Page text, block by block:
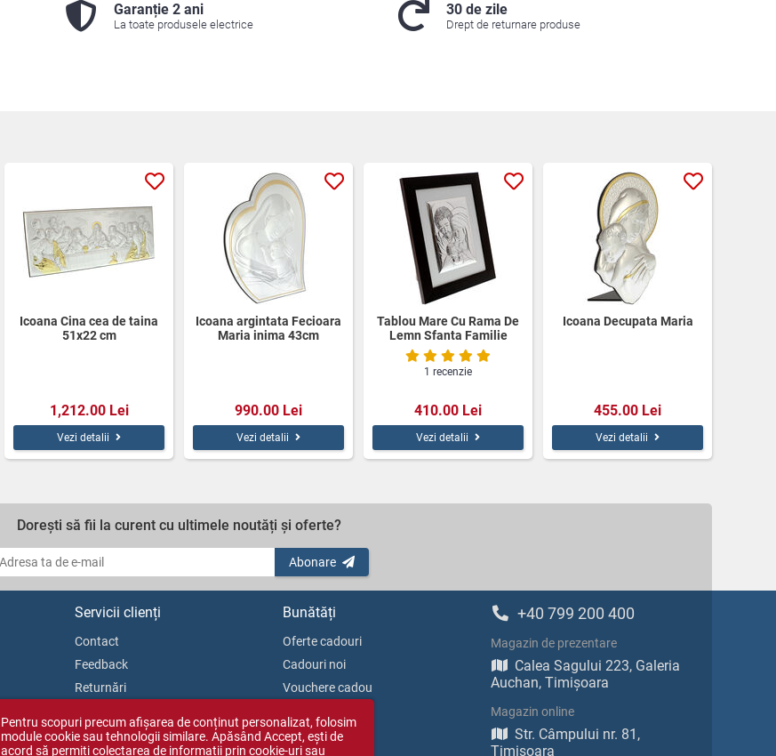
Garanție 2 ani
La toate produsele electrice
30 de zile
Drept de returnare produse
Icoana Cina cea de taina
51x22 cm
1,212.00 Lei
Vezi detalii
Icoana argintata Fecioara
Maria inima 43cm
990.00 Lei
Vezi detalii
Tablou Mare Cu Rama De
Lemn Sfanta Familie
1 recenzie
410.00 Lei
Vezi detalii
Icoana Decupata Maria
455.00 Lei
Vezi detalii
Dorești să fii la curent cu ultimele noutăți și oferte?
Abonare
Servicii clienți
Contact
Feedback
Returnări
ANPC
Bunătăți
Oferte cadouri
Cadouri noi
Vouchere cadou
+40 799 200 400
Magazin de prezentare
Calea Sagului 223, Galeria
Auchan, Timișoara
Magazin online
Str. Câmpului nr. 81,
Timișoara
Pentru scopuri precum afișarea de conținut personalizat, folosim
module cookie sau tehnologii similare. Apăsând Accept, ești de
acord să permiți colectarea de informații prin cookie-uri sau